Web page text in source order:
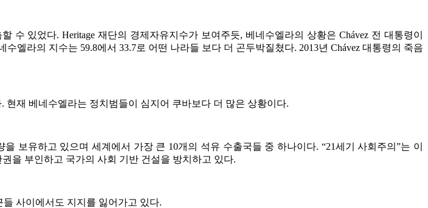
있었다. Heritage 재단의 경제자유지수가 보여주듯, 베네수엘라의 상황은 Chávez 전 대통령이
엘라의 지수는 59.8에서 33.7로 어떤 나라들 보다 더 곤두박질쳤다. 2013년 Chávez 대통령의 죽음
현재 베네수엘라는 정치범들이 심지어 쿠바보다 더 많은 상황이다.
보유하고 있으며 세계에서 가장 큰 10개의 석유 수출국들 중 하나이다. “21세기 사회주의”는 이
을 부인하고 국가의 사회 기반 건설을 방치하고 있다.
사이에서도 지지를 잃어가고 있다.